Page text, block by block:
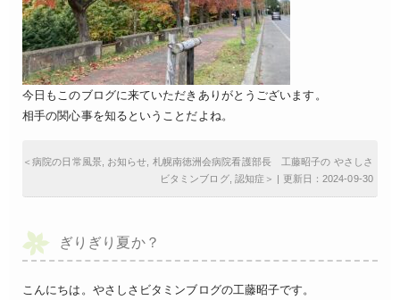
今日もこのブログに来ていただきありがとうございます。
相手の関心事を知るということだよね。
＜病院の日常風景, お知らせ 札幌南徳洲会病院看護部長 工藤昭子の やさしさ
ビタミンブログ, 認知症 ＞ | 更新日：2024-09-30
ぎりぎり夏か？
こんにちは。やさしさビタミンブログの工藤昭子です。